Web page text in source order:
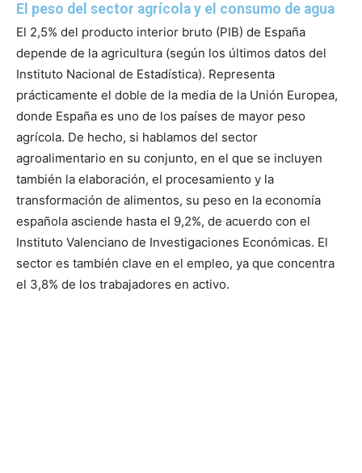
El peso del sector agrícola y el consumo de agua
El 2,5% del producto interior bruto (PIB) de España
depende de la agricultura (según los últimos datos del
Instituto Nacional de Estadística). Representa
prácticamente el doble de la media de la Unión Europea,
donde España es uno de los países de mayor peso
agrícola. De hecho, si hablamos del sector
agroalimentario en su conjunto, en el que se incluyen
también la elaboración, el procesamiento y la
transformación de alimentos, su peso en la economía
española asciende hasta el 9,2%, de acuerdo con el
Instituto Valenciano de Investigaciones Económicas. El
sector es también clave en el empleo, ya que concentra
el 3,8% de los trabajadores en activo.